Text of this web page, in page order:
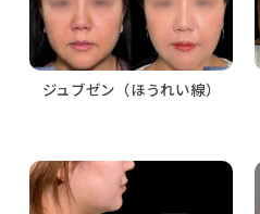
ジュブゼン（ほうれい線）